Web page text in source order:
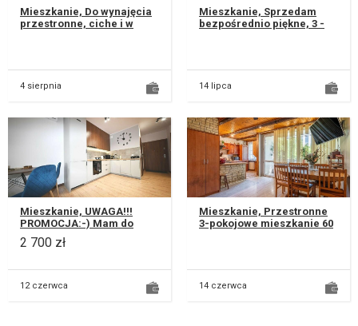
Mieszkanie, Do wynajęcia
przestronne, ciche i w
4 sierpnia
Mieszkanie, Sprzedam
bezpośrednio piękne, 3 -
14 lipca
Mieszkanie, UWAGA!!!
PROMOCJA:-) Mam do
wynajęcia nowe 2-
pokojowe WYJĄTKOWE
2 700 zł
12 czerwca
Mieszkanie, Przestronne
3-pokojowe mieszkanie 60
14 czerwca